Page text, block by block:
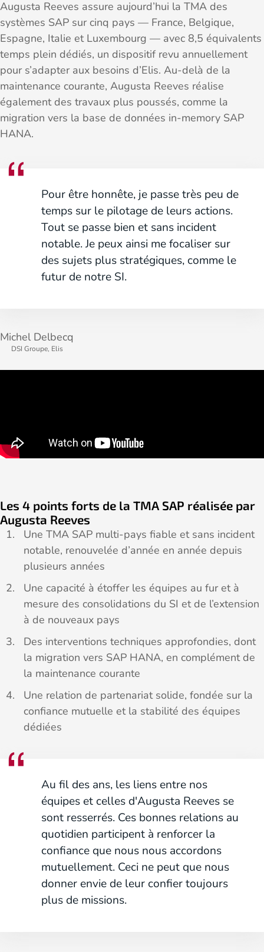
Augusta Reeves assure aujourd’hui la TMA des
systèmes SAP sur cinq pays — France, Belgique,
Espagne, Italie et Luxembourg — avec 8,5 équivalents
temps plein dédiés, un dispositif revu annuellement
pour s’adapter aux besoins d’Elis. Au-delà de la
maintenance courante, Augusta Reeves réalise
également des travaux plus poussés, comme la
migration vers la base de données in-memory SAP
HANA.
Pour être honnête, je passe très peu de
temps sur le pilotage de leurs actions.
Tout se passe bien et sans incident
notable. Je peux ainsi me focaliser sur
des sujets plus stratégiques, comme le
futur de notre SI.
Michel Delbecq
DSI Groupe, Elis
Les 4 points forts de la TMA SAP réalisée par
Augusta Reeves
Une TMA SAP multi-pays fiable et sans incident
notable, renouvelée d’année en année depuis
plusieurs années
Une capacité à étoffer les équipes au fur et à
mesure des consolidations du SI et de l’extension
à de nouveaux pays
Des interventions techniques approfondies, dont
la migration vers SAP HANA, en complément de
la maintenance courante
Une relation de partenariat solide, fondée sur la
confiance mutuelle et la stabilité des équipes
dédiées
Au fil des ans, les liens entre nos
équipes et celles d'Augusta Reeves se
sont resserrés. Ces bonnes relations au
quotidien participent à renforcer la
confiance que nous nous accordons
mutuellement. Ceci ne peut que nous
donner envie de leur confier toujours
plus de missions.